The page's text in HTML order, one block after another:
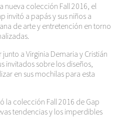
nueva colección Fall 2016, el
invitó a papás y sus niños a
de arte y entretención en torno
a Virginia Demaria y Cristián
invitados sobre los diseños,
en sus mochilas para esta
la colección Fall 2016 de Gap
tendencias y los imperdibles